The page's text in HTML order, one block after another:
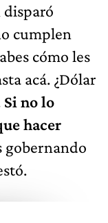
cumplen
cómo les
acá. ¿Dólar
Si no lo
hacer
gobernando